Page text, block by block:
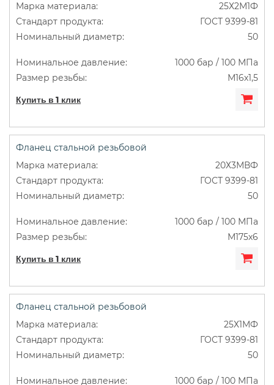
25Х2М1Ф
ГОСТ 9399-81
50
1000 бар / 100 МПа
М16х1,5
Купить в 1 клик
Фланец стальной резьбовой
20Х3МВФ
ГОСТ 9399-81
50
1000 бар / 100 МПа
М175х6
Купить в 1 клик
Фланец стальной резьбовой
25Х1МФ
ГОСТ 9399-81
50
1000 бар / 100 МПа